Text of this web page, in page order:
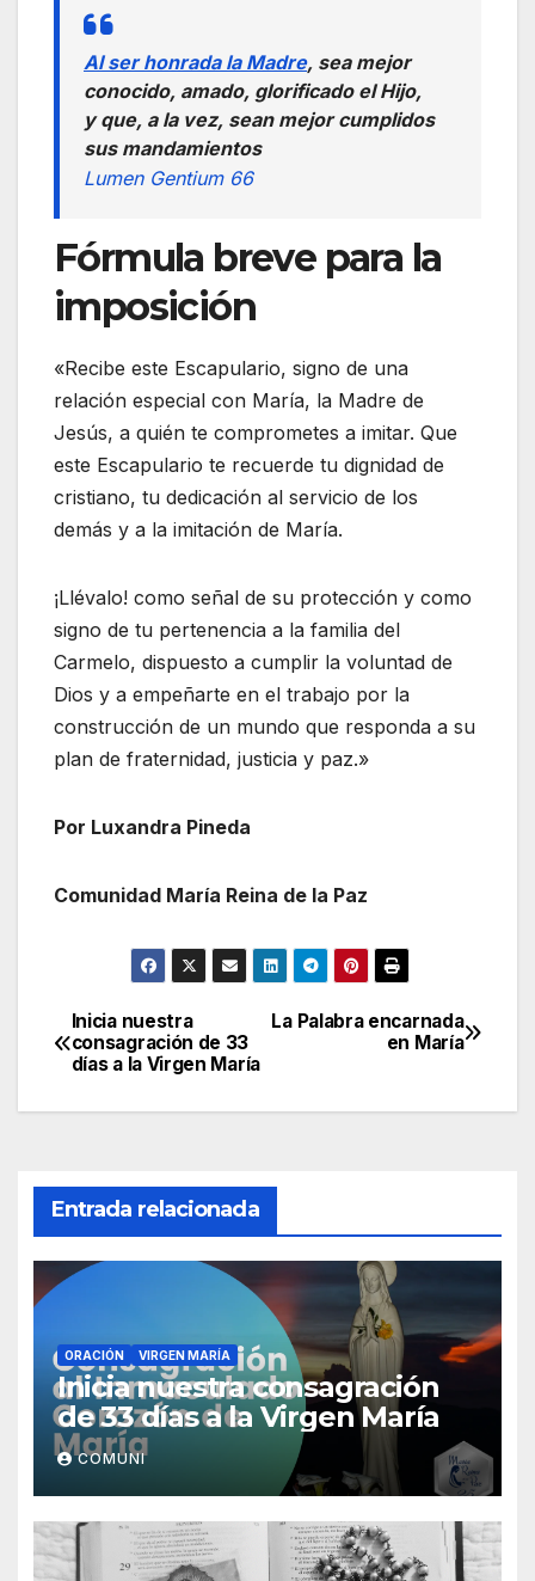
Al ser honrada la Madre, sea mejor
conocido, amado, glorificado el Hijo,
y que, a la vez, sean mejor cumplidos
sus mandamientos
Lumen Gentium 66
Fórmula breve para la
imposición
«Recibe este Escapulario, signo de una
relación especial con María, la Madre de
Jesús, a quién te comprometes a imitar. Que
este Escapulario te recuerde tu dignidad de
cristiano, tu dedicación al servicio de los
demás y a la imitación de María.
¡Llévalo! como señal de su protección y como
signo de tu pertenencia a la familia del
Carmelo, dispuesto a cumplir la voluntad de
Dios y a empeñarte en el trabajo por la
construcción de un mundo que responda a su
plan de fraternidad, justicia y paz.»
Por Luxandra Pineda
Comunidad María Reina de la Paz
Navegación
de
La Palabra encarnada
en María
Inicia nuestra
consagración de 33
días a la Virgen María
Entrada relacionada
ORACIÓN VIRGEN MARÍA
Inicia nuestra consagración
de 33 días a la Virgen María
COMUNI